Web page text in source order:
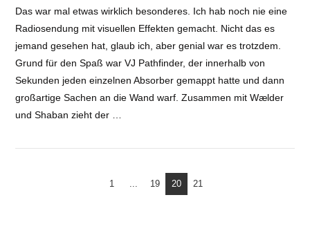
Das war mal etwas wirklich besonderes. Ich hab noch nie eine
Radiosendung mit visuellen Effekten gemacht. Nicht das es
jemand gesehen hat, glaub ich, aber genial war es trotzdem.
Grund für den Spaß war VJ Pathfinder, der innerhalb von
Sekunden jeden einzelnen Absorber gemappt hatte und dann
großartige Sachen an die Wand warf. Zusammen mit Wælder
und Shaban zieht der …
1 19 20 21